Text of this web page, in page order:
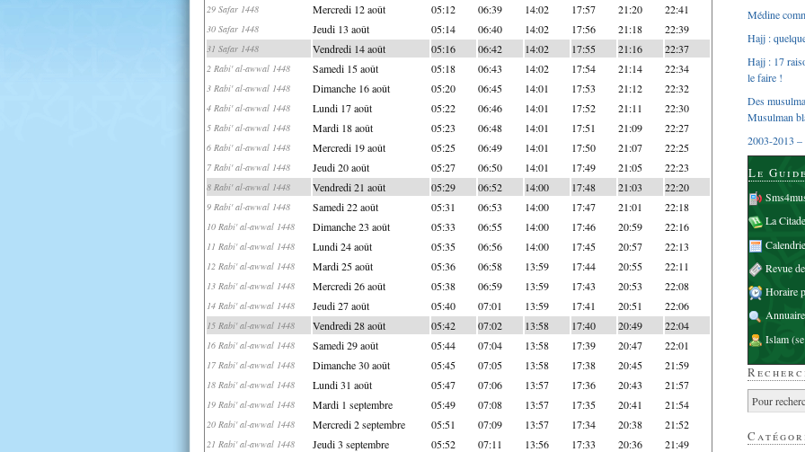
29 Safar 1448 Mercredi 12 août 05:12 06:39 14:02 17:57 21:20 22:41
30 Safar 1448 Jeudi 13 août 05:14 06:40 14:02 17:56 21:18 22:39
31 Safar 1448 Vendredi 14 août 05:16 06:42 14:02 17:55 21:16 22:37
2 Rabi' al-awwal 1448 Samedi 15 août 05:18 06:43 14:02 17:54 21:14 22:34
3 Rabi' al-awwal 1448 Dimanche 16 août 05:20 06:45 14:01 17:53 21:12 22:32
4 Rabi' al-awwal 1448 Lundi 17 août 05:22 06:46 14:01 17:52 21:11 22:30
5 Rabi' al-awwal 1448 Mardi 18 août 05:23 06:48 14:01 17:51 21:09 22:27
6 Rabi' al-awwal 1448 Mercredi 19 août 05:25 06:49 14:01 17:50 21:07 22:25
7 Rabi' al-awwal 1448 Jeudi 20 août 05:27 06:50 14:01 17:49 21:05 22:23
8 Rabi' al-awwal 1448 Vendredi 21 août 05:29 06:52 14:00 17:48 21:03 22:20
9 Rabi' al-awwal 1448 Samedi 22 août 05:31 06:53 14:00 17:47 21:01 22:18
10 Rabi' al-awwal 1448 Dimanche 23 août 05:33 06:55 14:00 17:46 20:59 22:16
11 Rabi' al-awwal 1448 Lundi 24 août 05:35 06:56 14:00 17:45 20:57 22:13
12 Rabi' al-awwal 1448 Mardi 25 août 05:36 06:58 13:59 17:44 20:55 22:11
13 Rabi' al-awwal 1448 Mercredi 26 août 05:38 06:59 13:59 17:43 20:53 22:08
14 Rabi' al-awwal 1448 Jeudi 27 août 05:40 07:01 13:59 17:41 20:51 22:06
15 Rabi' al-awwal 1448 Vendredi 28 août 05:42 07:02 13:58 17:40 20:49 22:04
16 Rabi' al-awwal 1448 Samedi 29 août 05:44 07:04 13:58 17:39 20:47 22:01
17 Rabi' al-awwal 1448 Dimanche 30 août 05:45 07:05 13:58 17:38 20:45 21:59
18 Rabi' al-awwal 1448 Lundi 31 août 05:47 07:06 13:57 17:36 20:43 21:57
19 Rabi' al-awwal 1448 Mardi 1 septembre 05:49 07:08 13:57 17:35 20:41 21:54
20 Rabi' al-awwal 1448 Mercredi 2 septembre 05:51 07:09 13:57 17:34 20:38 21:52
21 Rabi' al-awwal 1448 Jeudi 3 septembre 05:52 07:11 13:56 17:33 20:36 21:49
Médine
Hajj :
Hajj : 17
le faire !
Des
Musulman
2003-2013 –
Le
La
Revue
Horaire
Islam